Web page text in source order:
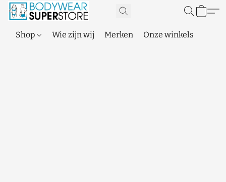
Shop Wie zijn wij Merken Onze winkels